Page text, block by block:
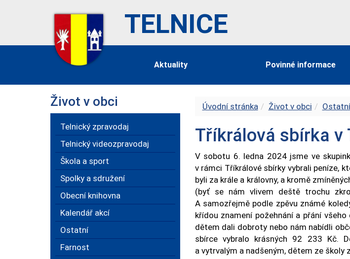
TELNICE
Aktuality Povinné informace
Život v obci
Telnický zpravodaj
Telnický videozpravodaj
Škola a sport
Spolky a sdružení
Obecní knihovna
Kalendář akcí
Ostatní
Farnost
Úvodní stránka Život v obci Ostatní
Tříkrálová sbírka v
V sobotu 6. ledna 2024 jsme ve
v rámci Tříkrálové sbírky vybrali peníze,
byli za krále a královny, a kromě
(byť se nám vlivem deště trochu
A samozřejmě podle zpěvu známé
křídou znamení požehnání a přání
dětem dali dobroty nebo nám nabídli
sbírce vybralo krásných 92 233 Kč.
a vytrvalým a nadšeným, dětem ze školy